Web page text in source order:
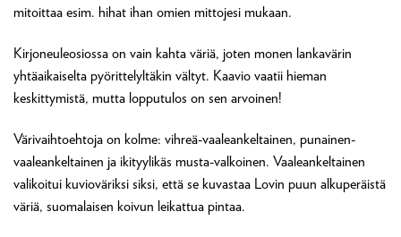
mitoittaa esim. hihat ihan omien mittojesi mukaan.
Kirjoneuleosiossa on vain kahta väriä, joten monen lankavärin
yhtäaikaiselta pyörittelyltäkin vältyt. Kaavio vaatii hieman
keskittymistä, mutta lopputulos on sen arvoinen!
Värivaihtoehtoja on kolme: vihreä-vaaleankeltainen, punainen-
vaaleankeltainen ja ikityylikäs musta-valkoinen. Vaaleankeltainen
valikoitui kuvioväriksi siksi, että se kuvastaa Lovin puun alkuperäistä
väriä, suomalaisen koivun leikattua pintaa.